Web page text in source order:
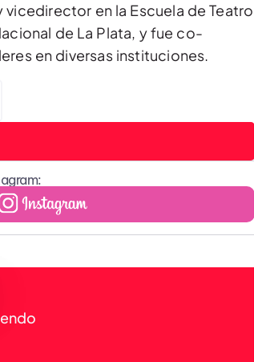
en la Escuela de Teatro
de La Plata, y fue co-
en diversas instituciones.